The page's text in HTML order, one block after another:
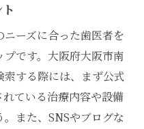
ーズに合った歯医者を
です。大阪府大阪市南
する際には、まず公式
ている治療内容や設備
また、SNSやブログな